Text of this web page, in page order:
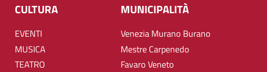
CULTURA
EVENTI
MUSICA
TEATRO
MUNICIPALITÀ
Venezia Murano Burano
Mestre Carpenedo
Favaro Veneto